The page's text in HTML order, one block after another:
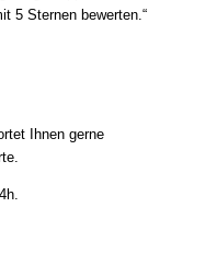
5 Sternen bewerten.“
Ihnen gerne